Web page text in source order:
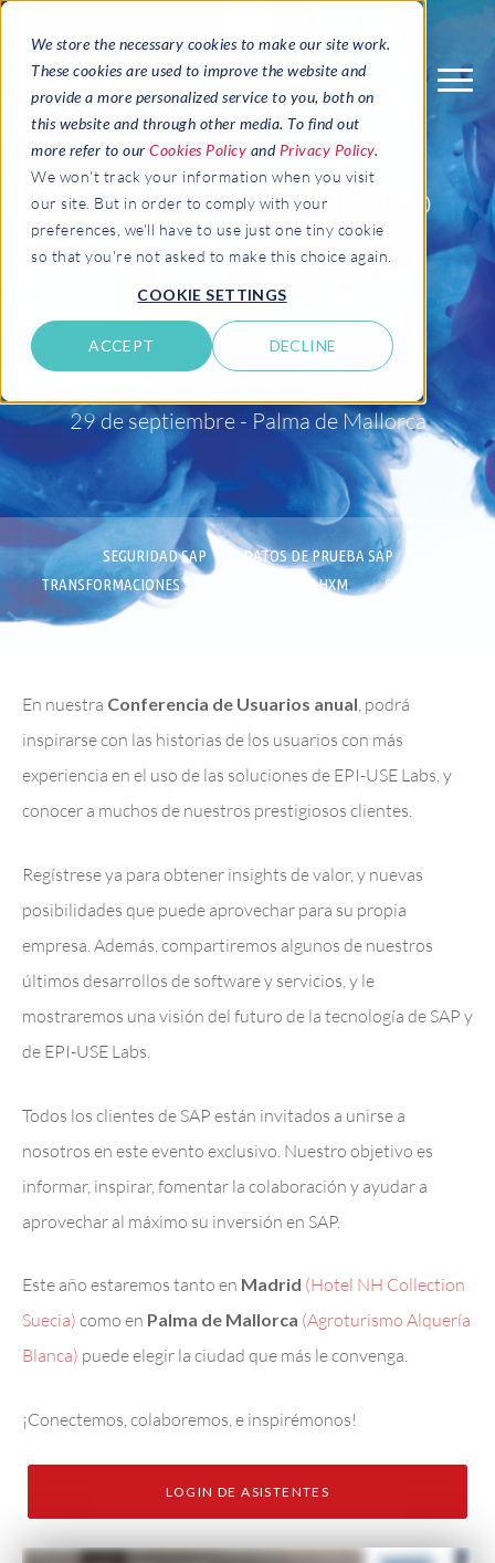
We store the necessary cookies to make our site work.
These cookies are used to improve the website and
provide a more personalized service to you, both on
this website and through other media. To find out
more refer to our Cookies Policy and Privacy Policy.
We won't track your information when you visit
our site. But in order to comply with your
preferences, we'll have to use just one tiny cookie
so that you're not asked to make this choice again.
COOKIE SETTINGS
ACCEPT DECLINE
Ya ha llegado nuestro
evento
anual,¡regístrese ya!
29 de septiembre - Palma de Mallorca
SEGURIDAD SAP
DATOS DE PRUEBA SAP
TRANSFORMACIONES SAP
SAP HCM Y HXM
SERVICIOS EN
En nuestra Conferencia de Usuarios anual , podrá
inspirarse con las historias de los usuarios con más
experiencia en el uso de las soluciones de EPI-USE Labs, y
conocer a muchos de nuestros prestigiosos clientes.
Regístrese ya para obtener insights de valor, y nuevas
posibilidades que puede aprovechar para su propia
empresa. Además, compartiremos algunos de nuestros
últimos desarrollos de software y servicios, y le
mostraremos una visión del futuro de la tecnología de SAP y
de EPI-USE Labs.
Todos los clientes de SAP están invitados a unirse a
nosotros en este evento exclusivo. Nuestro objetivo es
informar, inspirar, fomentar la colaboración y ayudar a
aprovechar al máximo su inversión en SAP.
Este año estaremos tanto en Madrid (Hotel NH Collection
Suecia) como en Palma de Mallorca (Agroturismo Alquería
Blanca) puede elegir la ciudad que más le convenga.
¡Conectemos, colaboremos, e inspirémonos!
LOGIN DE ASISTENTES